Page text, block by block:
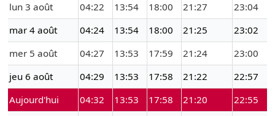
lun 3 août
04:22 13:54 18:00 21:27
23:04
mar 4 août
04:24 13:54 18:00 21:25
23:02
mer 5 août
04:27 13:53 17:59 21:24
23:00
jeu 6 août
04:29 13:53 17:58 21:22
22:57
Aujourd'hui
04:32 13:53 17:58 21:20
22:55